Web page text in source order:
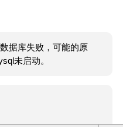
据库失败，可能的原
未启动。